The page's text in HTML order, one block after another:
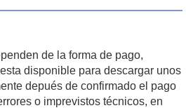
de la forma de pago,
disponible para descargar unos
depués de confirmado el pago
o imprevistos técnicos, en